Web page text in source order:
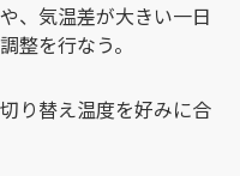
、気温差が大きい一日
整を行なう。
り替え温度を好みに合